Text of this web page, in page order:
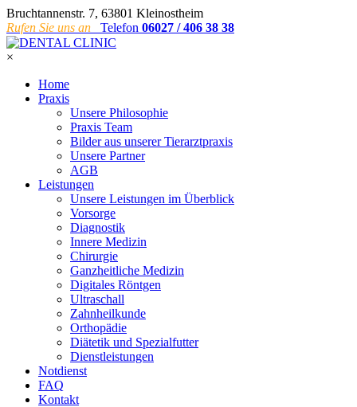
Bruchtannenstr. 7, 63801 Kleinostheim
Rufen Sie uns an
Telefon 06027 / 406 38 38
×
Home
Praxis
Unsere Philosophie
Praxis Team
Bilder aus unserer Tierarztpraxis
Unsere Partner
AGB
Leistungen
Unsere Leistungen im Überblick
Vorsorge
Diagnostik
Innere Medizin
Chirurgie
Ganzheitliche Medizin
Digitales Röntgen
Ultraschall
Zahnheilkunde
Orthopädie
Diätetik und Spezialfutter
Dienstleistungen
Notdienst
FAQ
Kontakt